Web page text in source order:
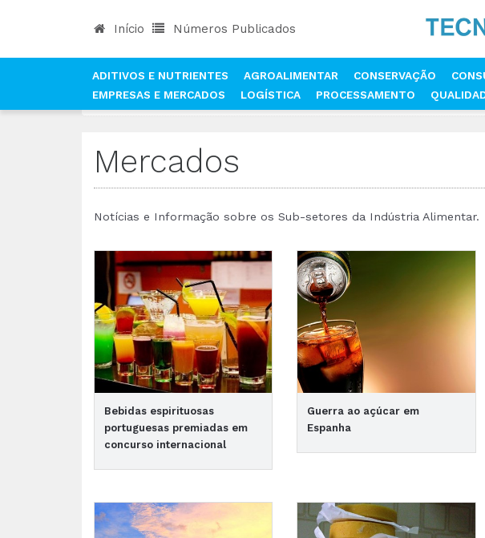
Início Números Publicados
ADITIVOS E NUTRIENTES AGROALIMENTAR CONSERVAÇÃO
EMPRESAS E MERCADOS
LOGÍSTICA PROCESSAMENTO
Mercados
Notícias e Informação sobre os Sub-setores da Indústria Alimentar.
Bebidas espirituosas
portuguesas premiadas em
concurso internacional
Guerra ao açúcar em
Espanha